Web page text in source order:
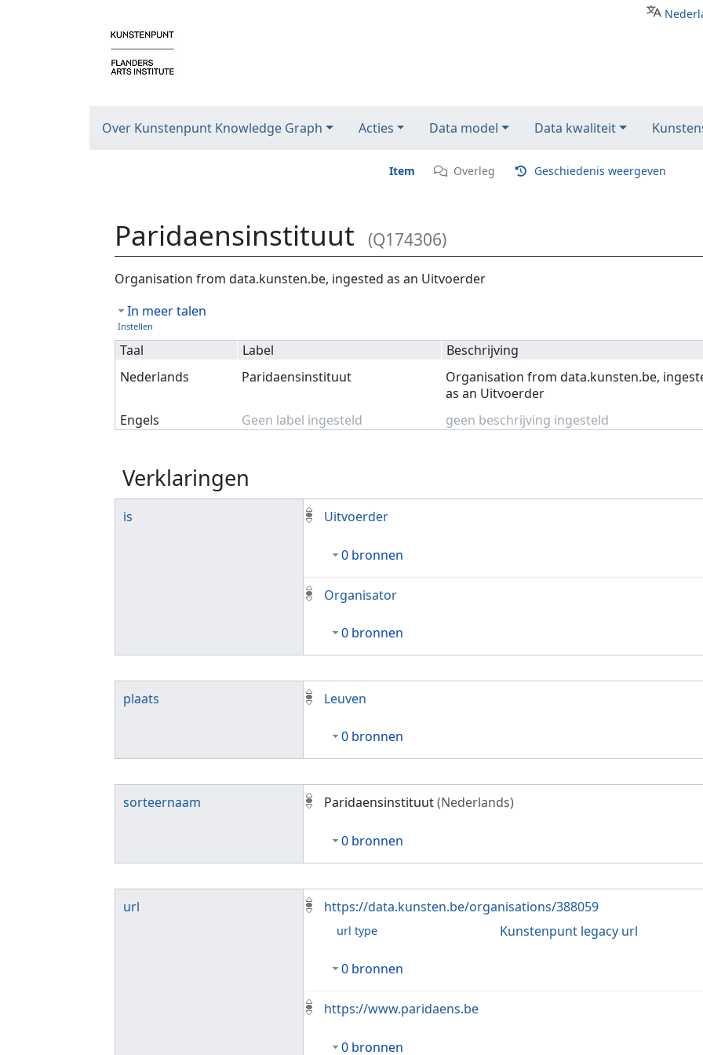
Over Kunstenpunt Knowledge Graph Acties Data model Data kwaliteit
Item Overleg Geschiedenis weergeven
Paridaensinstituut (Q174306)
Ga naar:navigatie,zoeken
Organisation from data.kunsten.be, ingested as an Uitvoerder
In meer talen
Instellen
Taal Label
Beschrijving
Nederlands
Paridaensinstituut
Organisation from data.kunsten.be,
as an Uitvoerder
Engels
Geen label ingesteld geen beschrijving ingesteld
Verklaringen
is Uitvoerder
0 bronnen
Organisator
0 bronnen
plaats Leuven
0 bronnen
sorteernaam Paridaensinstituut(Nederlands)
0 bronnen
url https://data.kunsten.be/organisations/388059
url type Kunstenpunt legacy url
0 bronnen
https://www.paridaens.be
0 bronnen